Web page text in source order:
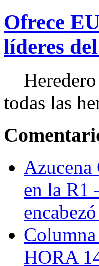
Ofrece
líderes
Heredero
todas las
Azucena
en la R1
HORA